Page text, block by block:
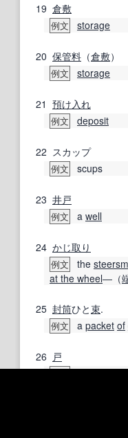
19 倉敷
例文 storage
20 保管料 （倉敷）
例文 storage
21 預け 入れ
例文 deposit
22 スカップ
例文 scups
23 井戸
例文 a well
24 かじ取り
例文 the
at the wheel―（
25 封筒ひと 束.
例文 a packet of
26 戸
adoor